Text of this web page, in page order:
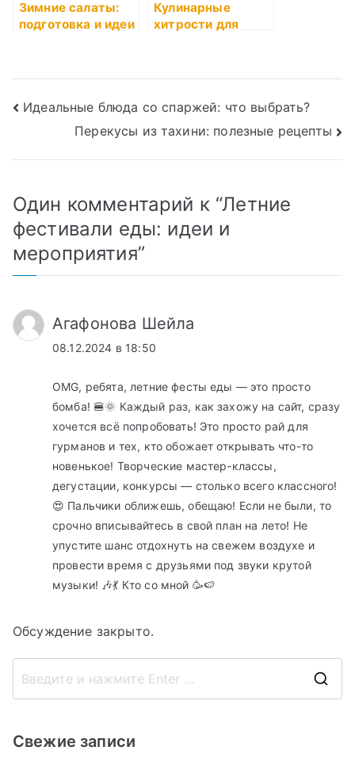
Зимние салаты:
подготовка и идеи
Кулинарные
хитрости для
Навигация
Идеальные блюда со спаржей: что выбрать?
Перекусы из тахини: полезные рецепты
Один комментарий к “Летние
фестивали еды: идеи и
мероприятия”
Агафонова Шейла
08.12.2024 в 18:50
OMG, ребята, летние фесты еды — это просто
бомба! 🍔🌞 Каждый раз, как захожу на сайт, сразу
хочется всё попробовать! Это просто рай для
гурманов и тех, кто обожает открывать что-то
новенькое! Творческие мастер-классы,
дегустации, конкурсы — столько всего классного!
😍 Пальчики оближешь, обещаю! Если не были, то
срочно вписывайтесь в свой план на лето! Не
упустите шанс отдохнуть на свежем воздухе и
провести время с друзьями под звуки крутой
музыки! 🎶💃 Кто со мной 🥳🍉
Обсуждение закрыто.
Свежие записи